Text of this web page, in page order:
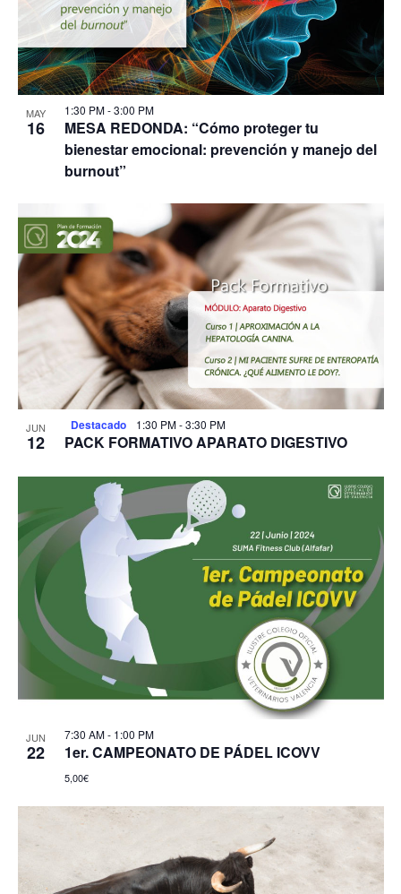
MAY
16
1:30 PM-3:00 PM
MESA REDONDA: “Cómo proteger tu
bienestar emocional: prevención y manejo del
burnout”
JUN
12
Destacado 1:30 PM-3:30 PM
PACK FORMATIVO APARATO DIGESTIVO
JUN
22
7:30 AM- 1:00 PM
1er. CAMPEONATO DE PÁDEL ICOVV
5,00€